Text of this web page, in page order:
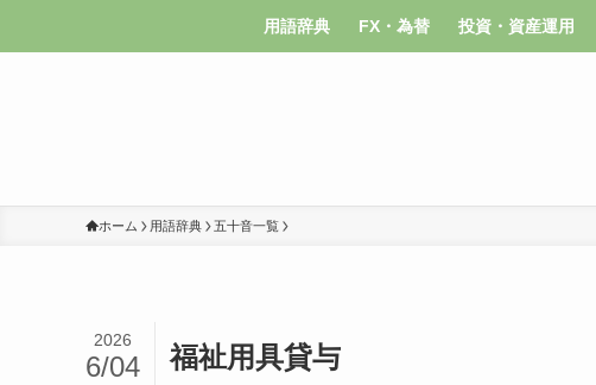
用語辞典 FX・為替 投資・資産運用
ホーム 用語辞典 五十音一覧
福祉用具貸与
2026
6/04